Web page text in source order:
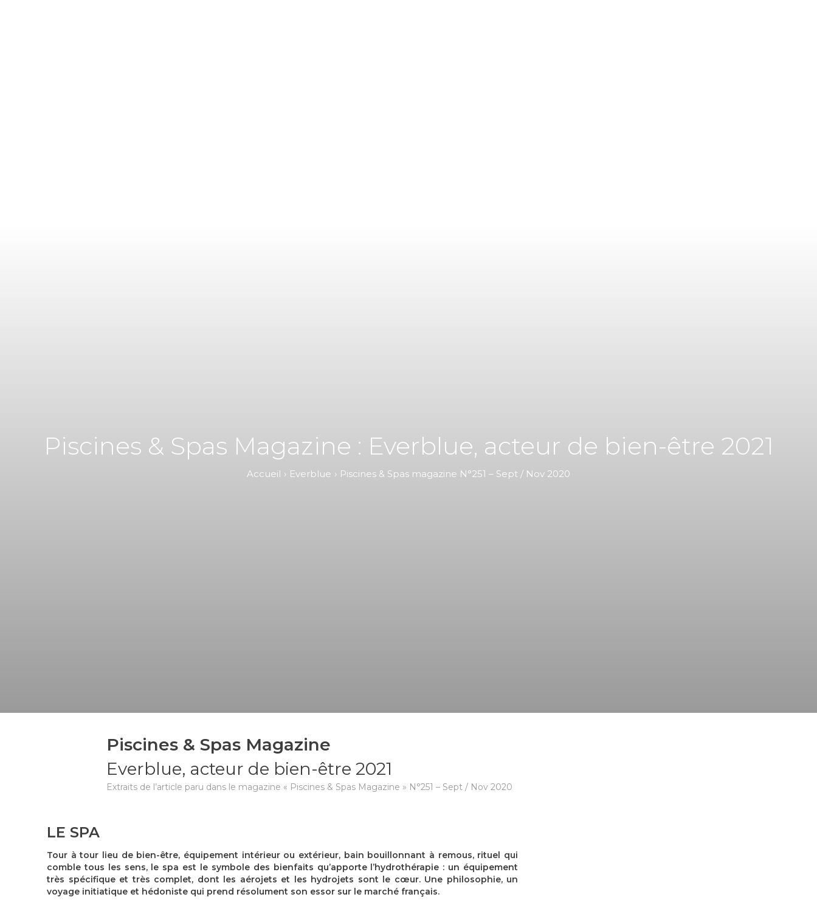
Piscines & Spas Magazine : Everblue, acteur de bien-être 2021
Accueil Everblue Piscines & Spas magazine N°251 – Sept / Nov 2020
Piscines & Spas Magazine
Everblue, acteur de bien-être 2021
Extraits de l’article paru dans le magazine « Piscines & Spas Magazine » N°251 – Sept / Nov 2020
LE SPA
Tour à tour lieu de bien-­être, équipement intérieur ou extérieur, bain bouillonnant à remous, rituel qui
comble tous les sens, le spa est le symbole des bienfaits qu’apporte l’hydrothérapie : un équipement
très spécifique et très complet, dont les aérojets et les hydrojets sont le cœur. Une philosophie, un
voyage initiatique et hédoniste qui prend résolument son essor sur le marché français.